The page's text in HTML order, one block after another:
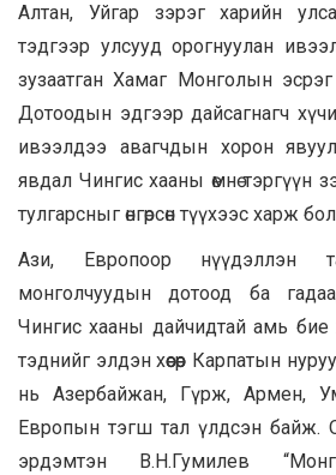
Алтан, Уйгар зэрэг харийн
тэдгээр улсууд орогнуулан
зузаатган Хамаг Монголын эсрэг
Дотоодын эдгээр дайсагнагч
ивээлдээ авагчдын хорон
явдал Чингис хааны өмнө тэргүүн
тулгарсныг өнгөрсөн түүхээс харж
Ази, Европоор нүүдэллэн
монголчуудын дотоод ба
Чингис хааны дайчидтай амь бие
тэднийг элдэн хөөсөөр Карпатын
нь Азербайжан, Гүрж, Армен,
Европын тэгш тал үлдсэн байж.
эрдэмтэн В.Н.Гумилев